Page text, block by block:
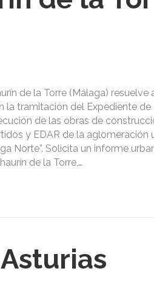
de la Torre (Málaga) resuelve
la tramitación del Expediente de
de las obras de
y EDAR de la aglomeración
Norte”. Solicita un informe
de la Torre,…